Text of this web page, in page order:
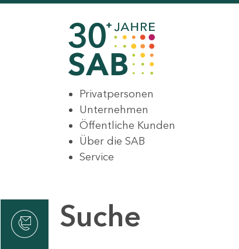
Privatpersonen
Unternehmen
Öffentliche Kunden
Über die SAB
Service
Suche